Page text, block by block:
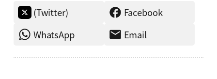
(Twitter)
Facebook
WhatsApp
Email